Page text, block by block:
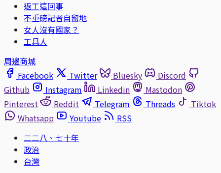
返工這回事
不重磅記者自留地
女人沒有國家？
工具人
周邊商城
Facebook
Twitter Bluesky
Discord
Github
Instagram Linkedin
Mastodon
Pinterest
Reddit Telegram Threads
Tiktok
Whatsapp
Youtube
RSS
二二八、七十年
政治
台灣